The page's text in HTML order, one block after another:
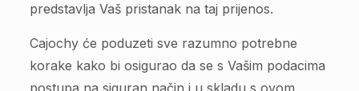
predstavlja Vaš pristanak na taj prijenos.
Cajochy će poduzeti sve razumno potrebne
korake kako bi osigurao da se s Vašim podacima
postupa na siguran način i u skladu s ovom